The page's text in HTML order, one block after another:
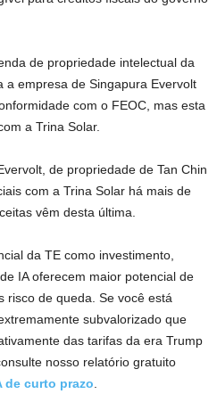
de propriedade intelectual da
a empresa de Singapura Evervolt
com o FEOC, mas esta
a Trina Solar.
de propriedade de Tan Chin
com a Trina Solar há mais de
vêm desta última.
da TE como investimento,
IA oferecem maior potencial de
risco de queda. Se você está
subvalorizado que
das tarifas da era Trump
nosso relatório gratuito
de curto prazo